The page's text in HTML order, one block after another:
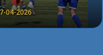
04-2026